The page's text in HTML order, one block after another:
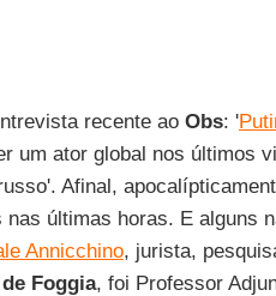
recente ao Obs: '
um ator global nos últimos
Afinal,
nas últimas horas. E alguns
Annicchino, jurista,
Foggia, foi Professor